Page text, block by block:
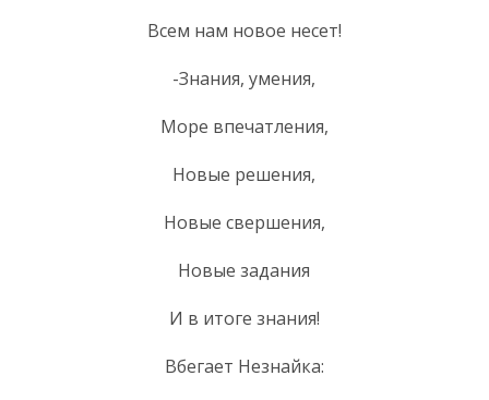
Всем нам новое несет!
-Знания, умения,
Море впечатления,
Новые решения,
Новые свершения,
Новые задания
И в итоге знания!
Вбегает Незнайка: